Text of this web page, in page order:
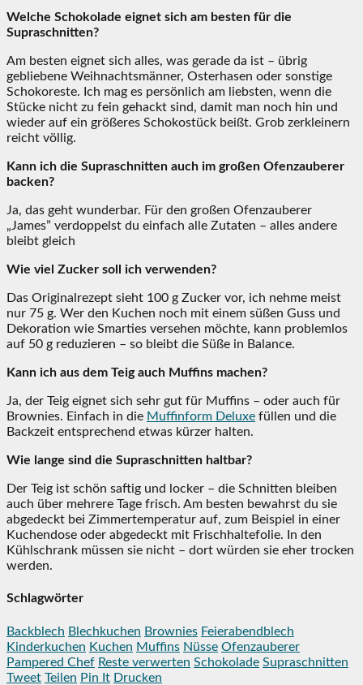
Welche Schokolade eignet sich am besten für die
Supraschnitten?
Am besten eignet sich alles, was gerade da ist – übrig
gebliebene Weihnachtsmänner, Osterhasen oder sonstige
Schokoreste. Ich mag es persönlich am liebsten, wenn die
Stücke nicht zu fein gehackt sind, damit man noch hin und
wieder auf ein größeres Schokostück beißt. Grob zerkleinern
reicht völlig.
Kann ich die Supraschnitten auch im großen Ofenzauberer
backen?
Ja, das geht wunderbar. Für den großen Ofenzauberer
„James” verdoppelst du einfach alle Zutaten – alles andere
bleibt gleich
Wie viel Zucker soll ich verwenden?
Das Originalrezept sieht 100 g Zucker vor, ich nehme meist
nur 75 g. Wer den Kuchen noch mit einem süßen Guss und
Dekoration wie Smarties versehen möchte, kann problemlos
auf 50 g reduzieren – so bleibt die Süße in Balance.
Kann ich aus dem Teig auch Muffins machen?
Ja, der Teig eignet sich sehr gut für Muffins – oder auch für
Brownies. Einfach in die Muffinform Deluxe füllen und die
Backzeit entsprechend etwas kürzer halten.
Wie lange sind die Supraschnitten haltbar?
Der Teig ist schön saftig und locker – die Schnitten bleiben
auch über mehrere Tage frisch. Am besten bewahrst du sie
abgedeckt bei Zimmertemperatur auf, zum Beispiel in einer
Kuchendose oder abgedeckt mit Frischhaltefolie. In den
Kühlschrank müssen sie nicht – dort würden sie eher trocken
werden.
Schlagwörter
Backblech Blechkuchen Brownies Feierabendblech
Kinderkuchen Kuchen Muffins Nüsse Ofenzauberer
Pampered Chef Reste verwerten Schokolade Supraschnitten
Tweet Teilen Pin It Drucken